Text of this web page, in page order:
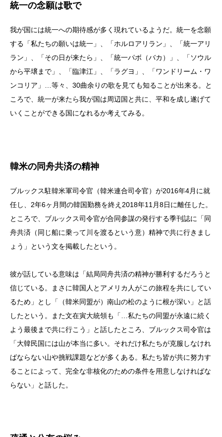
統一の念願は歌で
我が国には統一への期待感が多く現れているようだ。統一を念願
する「私たちの願いは統一」、「ホルロアリラン」、「統一アリ
ラン」、「その日が来たら」、「統一パボ（バカ）」、「ソウル
から平壌まで」、「臨津江」、「ラグヨ」、「ワンドリーム・ワ
ンコリア」…等々、30曲余りの歌を見ても知ることが出来る。と
ころで、統一が来たら我が国は周辺国と共に、平和を成し遂げて
いくことができる国になれるか考えてみる。
韓米の同舟共済の精神
ブルックス駐韓米軍司令官（韓米連合司令官）が2016年4月に就
任し、2年6ヶ月間の韓国勤務を終え2018年11月8日に離任した。
ところで、ブルックス司令官が合同参謀の発行する季刊誌に「同
舟共済（同じ船に乗って川を渡るという意）精神で共に行きまし
ょう」という文を掲載したという。
彼が話している意味は「結局同舟共済の精神が勝利するだろうと
信じている。まさに韓国人とアメリカ人がこの旅程を共にしてい
るため」とし「（韓米同盟が）南山の松のように根が深い」と話
したという。また文在寅大統領も「…私たちの同盟が永遠に続く
よう最後まで共に行こう」と話したところ、ブルックス司令官は
「大韓民国には山が本当に多い。それだけ私たちが克服しなけれ
ばならない山や挑戦課題などが多くある。私たち皆が共に努力す
ることによって、完全な非核化のための条件を用意しなければな
らない」と話した。